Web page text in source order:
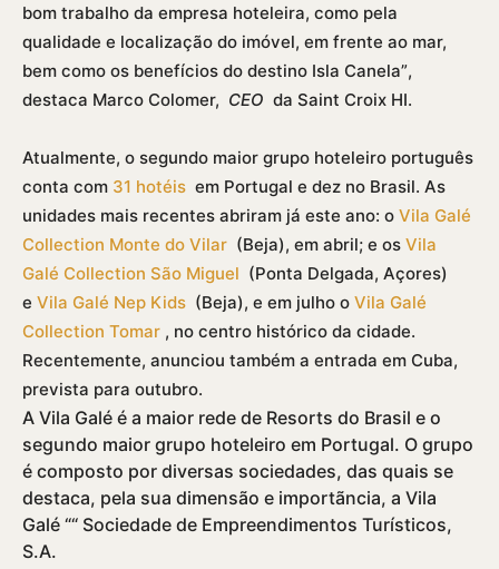
bom trabalho da empresa hoteleira, como pela
qualidade e localização do imóvel, em frente ao mar,
bem como os benefí­cios do destino Isla Canela”,
destaca Marco Colomer, CEO da Saint Croix HI.
Atualmente, o segundo maior grupo hoteleiro português
conta com 31 hotéis em Portugal e dez no Brasil. As
unidades mais recentes abriram já este ano: o Vila Galé
Collection Monte do Vilar (Beja), em abril; e os Vila
Galé Collection São Miguel (Ponta Delgada, Açores)
e Vila Galé Nep Kids (Beja), e em julho o Vila Galé
Collection Tomar , no centro histórico da cidade.
Recentemente, anunciou também a entrada em Cuba,
prevista para outubro.
A Vila Galé é a maior rede de Resorts do Brasil e o
segundo maior grupo hoteleiro em Portugal. O grupo
é composto por diversas sociedades, das quais se
destaca, pela sua dimensão e importãncia, a Vila
Galé ““ Sociedade de Empreendimentos Turí­sticos,
S.A.